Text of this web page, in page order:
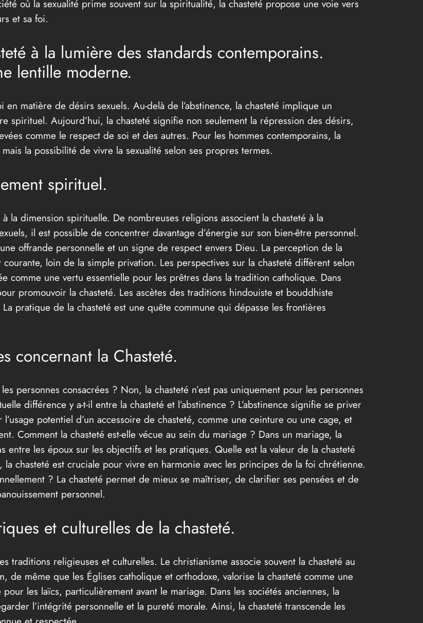
où la sexualité prime souvent sur la spiritualité, la chasteté propose une voie vers
et sa foi.
à la lumière des standards contemporains.
lentille moderne.
matière de désirs sexuels. Au-delà de l’abstinence, la chasteté implique un
spirituel. Aujourd’hui, la chasteté signifie non seulement la répression des désirs,
comme le respect de soi et des autres. Pour les hommes contemporains, la
la possibilité de vivre la sexualité selon ses propres termes.
spirituel.
la dimension spirituelle. De nombreuses religions associent la chasteté à la
il est possible de concentrer davantage d’énergie sur son bien-être personnel.
offrande personnelle et un signe de respect envers Dieu. La perception de la
loin de la simple privation. Les perspectives sur la chasteté diffèrent selon
comme une vertu essentielle pour les prêtres dans la tradition catholique. Dans
promouvoir la chasteté. Les ascètes des traditions hindouiste et bouddhiste
pratique de la chasteté est une quête commune qui dépasse les frontières
concernant la Chasteté.
personnes consacrées ? Non, la chasteté n’est pas uniquement pour les personnes
différence y a-t-il entre la chasteté et l’abstinence ? L’abstinence signifie se priver
potentiel d’un accessoire de chasteté, comme une ceinture ou une cage, et
Comment la chasteté est-elle vécue au sein du mariage ? Dans un mariage, la
entre les époux sur les objectifs et les pratiques. Quelle est la valeur de la chasteté
la chasteté est cruciale pour vivre en harmonie avec les principes de la foi chrétienne.
? La chasteté permet de mieux se maîtriser, de clarifier ses pensées et de
personnel.
et culturelles de la chasteté.
traditions religieuses et culturelles. Le christianisme associe souvent la chasteté au
de même que les Églises catholique et orthodoxe, valorise la chasteté comme une
les laïcs, particulièrement avant le mariage. Dans les sociétés anciennes, la
l’intégrité personnelle et la pureté morale. Ainsi, la chasteté transcende les